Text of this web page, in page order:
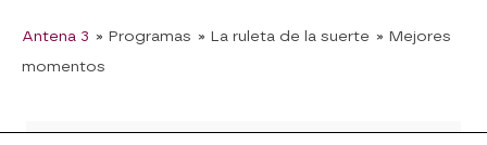
Antena 3 » Programas » La ruleta de la suerte » Mejores
momentos